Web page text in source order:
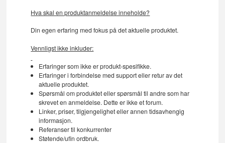
Hva skal en produktanmeldelse inneholde?
Din egen erfaring med fokus på det aktuelle produktet.
Vennligst ikke inkluder:
Erfaringer som ikke er produkt-spesifikke.
Erfaringer i forbindelse med support eller retur av det
aktuelle produktet.
Spørsmål om produktet eller spørsmål til andre som har
skrevet en anmeldelse. Dette er ikke et forum.
Linker, priser, tilgjengelighet eller annen tidsavhengig
informasjon.
Referanser til konkurrenter
Støtende/ufin ordbruk.